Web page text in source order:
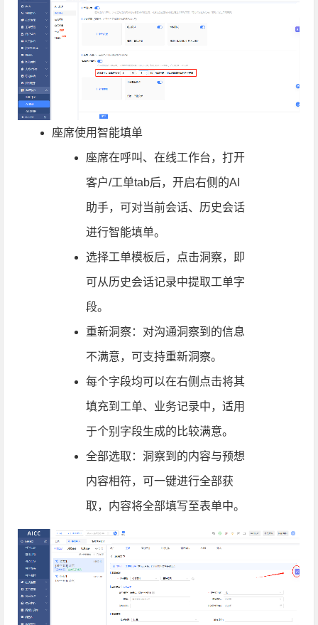
座席使用智能填单
座席在呼叫、在线工作台，打开
客户/工单tab后，开启右侧的AI
助手，可对当前会话、历史会话
进行智能填单。
选择工单模板后，点击洞察，即
可从历史会话记录中提取工单字
段。
重新洞察：对沟通洞察到的信息
不满意，可支持重新洞察。
每个字段均可以在右侧点击将其
填充到工单、业务记录中，适用
于个别字段生成的比较满意。
全部选取：洞察到的内容与预想
内容相符，可一键进行全部获
取，内容将全部填写至表单中。